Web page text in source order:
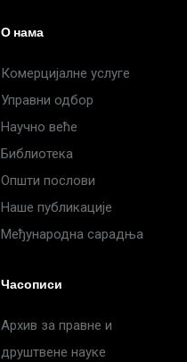
О нама
Комерцијалне услуге
Управни одбор
Научно веће
Библиотека
Општи послови
Наше публикације
Међународна сарадња
Часописи
Архив за правне и
друштвене науке